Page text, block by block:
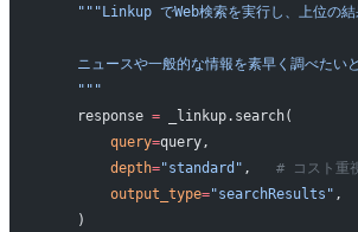
"""Linkup でWeb検索を実行し、上位の結
ニュースや一般的な情報を素早く調べたい
    """
    response
= _linkup.search(
        query
=query,
        depth
="standard" , # コスト重
        output_type
="searchResults" ,
    )